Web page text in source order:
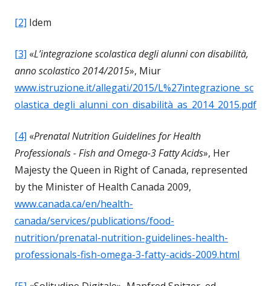
[2] Idem
[3] «L’integrazione scolastica degli alunni con disabilità,
anno scolastico 2014/2015», Miur
www.istruzione.it/allegati/2015/L%27integrazione_sc
olastica_degli_alunni_con_disabilità_as_2014_2015.pdf
[4] «Prenatal Nutrition Guidelines for Health
Professionals - Fish and Omega-3 Fatty Acids», Her
Majesty the Queen in Right of Canada, represented
by the Minister of Health Canada 2009,
www.canada.ca/en/health-
canada/services/publications/food-
nutrition/prenatal-nutrition-guidelines-health-
professionals-fish-omega-3-fatty-acids-2009.html